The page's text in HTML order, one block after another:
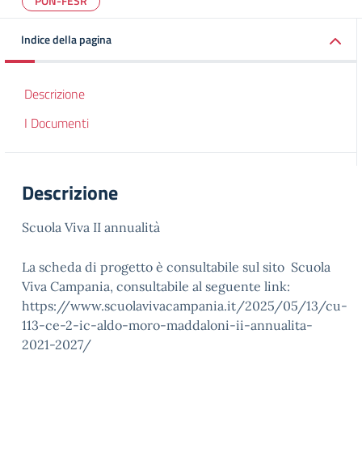
Indice della pagina
Descrizione
I Documenti
Descrizione
Scuola Viva II annualità
La scheda di progetto è consultabile sul sito Scuola
Viva Campania, consultabile al seguente link:
https://www.scuolavivacampania.it/2025/05/13/cu-
113-ce-2-ic-aldo-moro-maddaloni-ii-annualita-
2021-2027/